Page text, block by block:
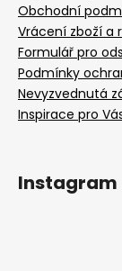
Obchodní
Vrácení zboží a
Formulář pro
Podmínky
Nevyzvednutá
Inspirace pro
Instagram